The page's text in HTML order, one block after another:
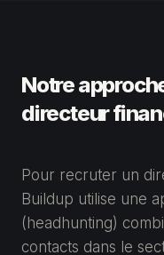
Notre
directeur
Pour recruter un
Buildup utilise une
(headhunting)
contacts dans le